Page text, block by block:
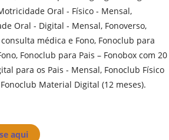
Oral - Físico - Mensal,
Oral - Digital - Mensal, Fonoverso,
médica e Fono, Fonoclub para
Fonoclub para Pais – Fonobox com 20
para os Pais - Mensal, Fonoclub Físico
Material Digital (12 meses).
aqui